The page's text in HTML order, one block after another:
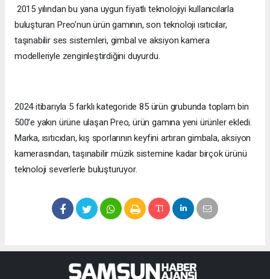
2015 yılından bu yana uygun fiyatlı teknolojiyi kullanıcılarla
buluşturan Preo’nun ürün gamının, son teknoloji ısıtıcılar,
taşınabilir ses sistemleri, gimbal ve aksiyon kamera
modelleriyle zenginleştirdiğini duyurdu.
2024 itibarıyla 5 farklı kategoride 85 ürün grubunda toplam bin
500’e yakın ürüne ulaşan Preo, ürün gamına yeni ürünler ekledi.
Marka, ısıtıcıdan, kış sporlarının keyfini artıran gimbala, aksiyon
kamerasından, taşınabilir müzik sistemine kadar birçok ürünü
teknoloji severlerle buluşturuyor.